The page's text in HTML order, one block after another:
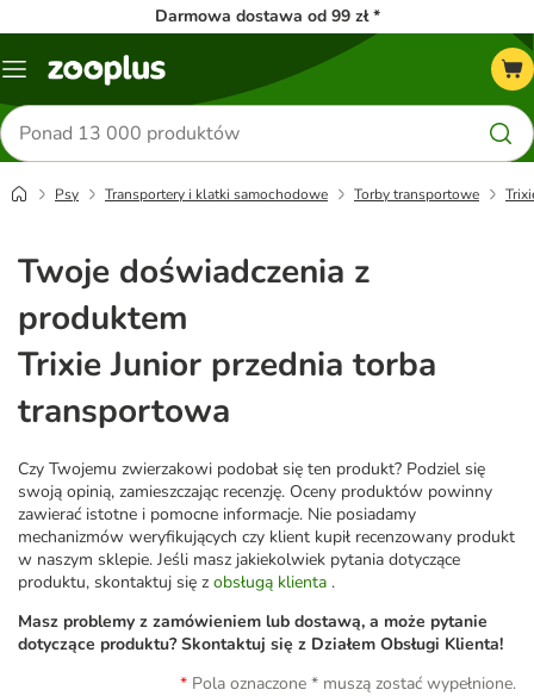
Darmowa dostawa od 99 zł *
Menu
Szukaj
produktów
Psy Transportery i klatki samochodowe Torby transportowe
Twoje doświadczenia z
produktem
Trixie Junior przednia torba
transportowa
Czy Twojemu zwierzakowi podobał się ten produkt? Podziel się
swoją opinią, zamieszczając recenzję. Oceny produktów powinny
zawierać istotne i pomocne informacje. Nie posiadamy
mechanizmów weryfikujących czy klient kupił recenzowany produkt
w naszym sklepie. Jeśli masz jakiekolwiek pytania dotyczące
produktu, skontaktuj się z obsługą klienta .
Masz problemy z zamówieniem lub dostawą, a może pytanie
dotyczące produktu? Skontaktuj się z Działem Obsługi Klienta!
Pola oznaczone * muszą zostać wypełnione.